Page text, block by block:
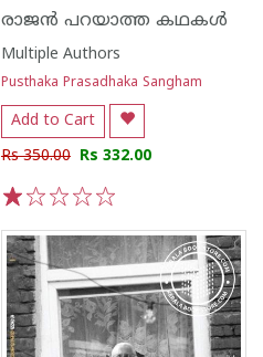
രാജൻ പറയാത്ത കഥകൾ
Multiple Authors
Pusthaka Prasadhaka Sangham
Add to Cart
Rs 350.00 Rs 332.00